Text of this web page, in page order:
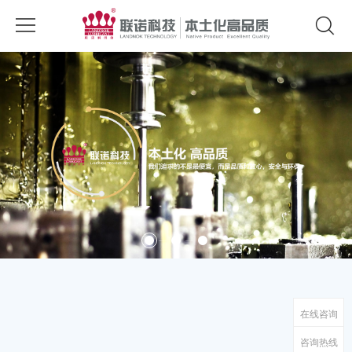
在线咨询
咨询热线